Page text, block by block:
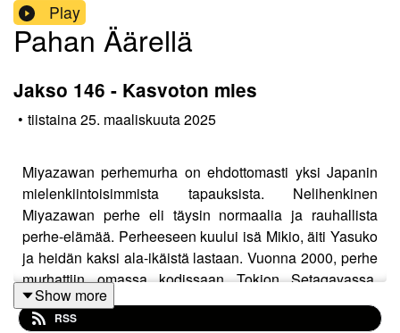
Play
Pahan Äärellä
Jakso 146 - Kasvoton mies
• tiistaina 25. maaliskuuta 2025
Miyazawan perhemurha on ehdottomasti yksi Japanin
mielenkiintoisimmista tapauksista. Nelihenkinen
Miyazawan perhe eli täysin normaalia ja rauhallista
perhe-elämää. Perheeseen kuului isä Mikio, äiti Yasuko
ja heidän kaksi ala-ikäistä lastaan. Vuonna 2000, perhe
murhattiin omassa kodissaan Tokion Setagayassa.
Murhaaja vietti murhien jälkeen tunteja talossa. Hän
käytti mm. perheen tietokonetta, söi ruokaa ja kävi jopa
Show more
RSS